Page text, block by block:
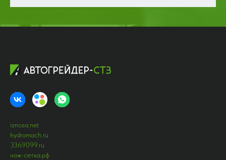
iznosa.net
hydromach.ru
3369099.ru
нож-сетка.рф